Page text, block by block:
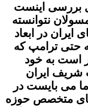
بررسی اینست
نتوانسته
ایران در ابعاد
حتی ترامپ که
است به خود
شریف ایران
می بایست در
متخصص حوزه